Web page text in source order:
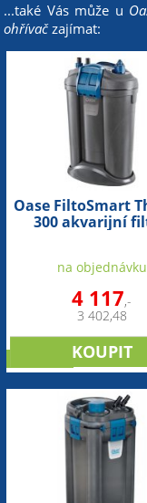
...také Vás může u
ohřívačzajímat:
Oase FiltoSmart
300 akvarijní
na objednávku
4 117,-
3 402,48